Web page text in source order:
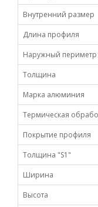
Внутренний размер
Длина профиля
Наружный периметр
Толщина
Марка алюминия
Термическая
Покрытие профиля
Толщина "S1"
Ширина
Высота